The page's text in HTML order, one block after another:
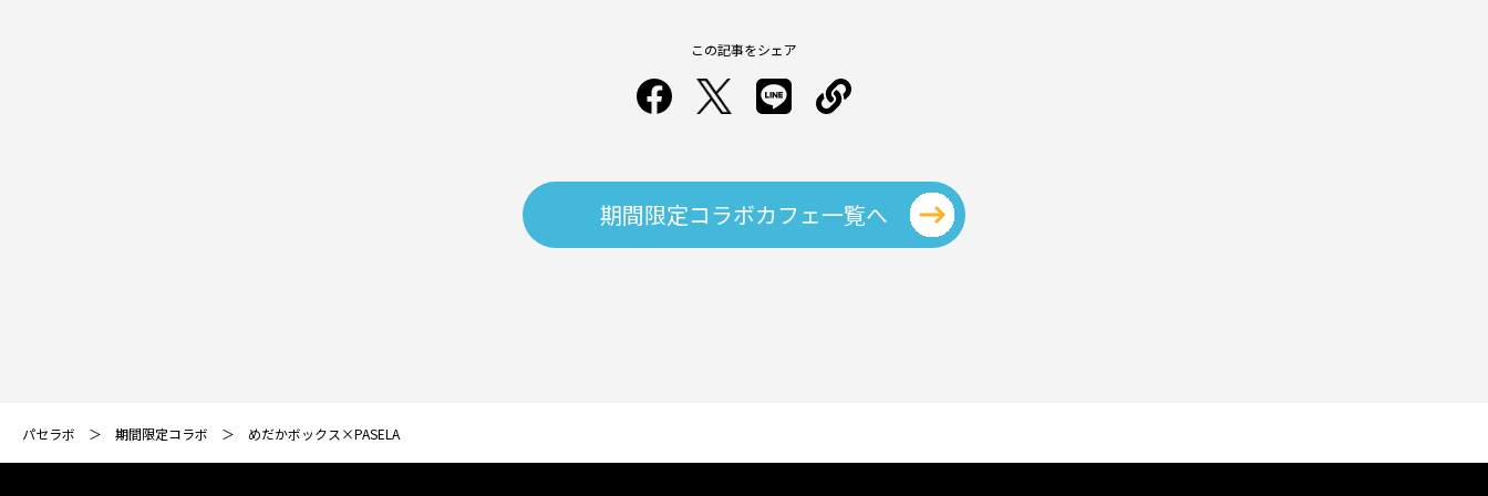
この記事をシェア
期間限定コラボカフェ一覧へ
パセラボ 期間限定コラボ めだかボックス×PASELA